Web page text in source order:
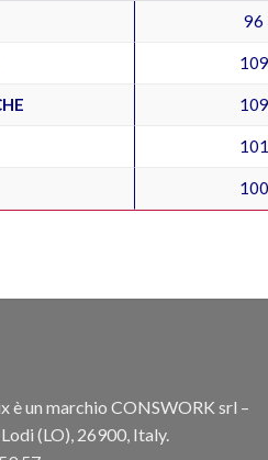
96
109
109
101
100
è un marchio CONSWORK srl –
(LO), 26900, Italy.